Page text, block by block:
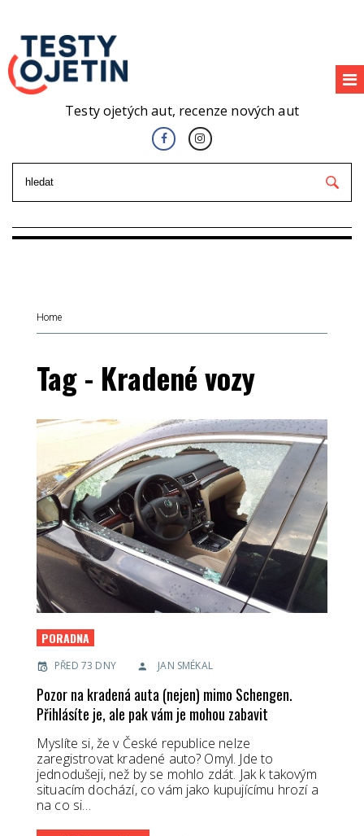
Testy ojetých aut, recenze nových aut
Home
Tag - Kradené vozy
PORADNA
PŘED 73 DNY JAN SMÉKAL
Pozor na kradená auta (nejen) mimo Schengen.
Přihlásíte je, ale pak vám je mohou zabavit
Myslíte si, že v České republice nelze
zaregistrovat kradené auto? Omyl. Jde to
jednodušeji, než by se mohlo zdát. Jak k takovým
situacím dochází, co vám jako kupujícímu hrozí a
na co si…